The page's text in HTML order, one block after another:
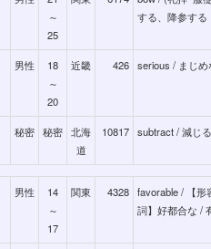
～
25
する、降参する
男性
18
～
20
近畿 426 serious / まじめ
秘密 秘密 北海
道
10817 subtract / 減じる
男性
14
～
17
関東 4328 favorable / 【形
詞】好都合な /